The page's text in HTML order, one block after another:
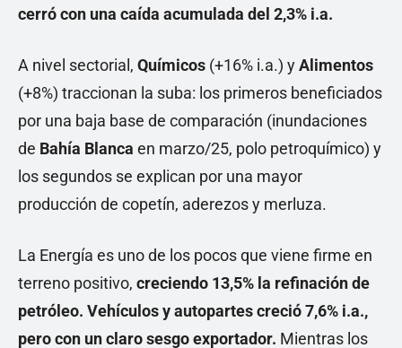
cerró con una caída acumulada del 2,3% i.a.
A nivel sectorial, Químicos (+16% i.a.) yAlimentos
(+8%) traccionan la suba: los primeros beneficiados
por una baja base de comparación (inundaciones
de Bahía Blanca en marzo/25, polo petroquímico) y
los segundos se explican por una mayor
producción de copetín, aderezos y merluza.
La Energía es uno de los pocos que viene firme en
terreno positivo, creciendo 13,5% la refinación de
petróleo. Vehículos y autopartes creció 7,6% i.a.,
pero con un claro sesgo exportador. Mientras los